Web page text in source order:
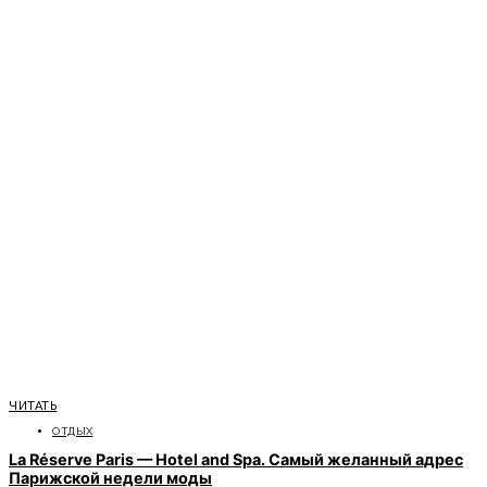
ЧИТАТЬ
ОТДЫХ
La Réserve Paris — Hotel and Spa. Самый желанный адрес
Парижской недели моды